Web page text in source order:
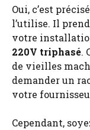
Oui, c’est
l’utilise. Il
votre
220V triphasé.
de vieilles
demander un
votre
Cependant,